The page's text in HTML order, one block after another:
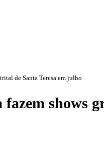
de Santa Teresa em julho
fazem shows